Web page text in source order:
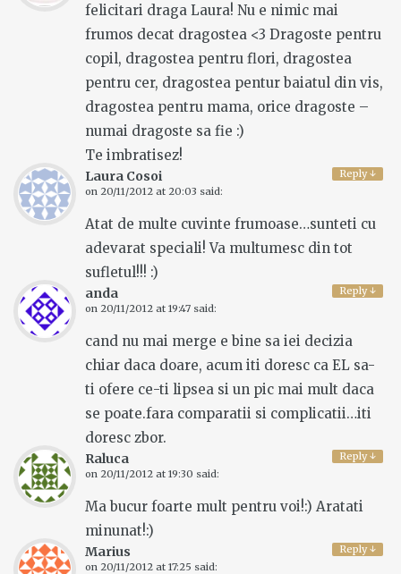
felicitari draga Laura! Nu e nimic mai
frumos decat dragostea <3 Dragoste pentru
copil, dragostea pentru flori, dragostea
pentru cer, dragostea pentur baiatul din vis,
dragostea pentru mama, orice dragoste –
numai dragoste sa fie :)
Te imbratisez!
Reply↓
Laura Cosoi
on 20/11/2012 at 20:03 said:
Atat de multe cuvinte frumoase…sunteti cu
adevarat speciali! Va multumesc din tot
sufletul!!! :)
Reply↓
anda
on 20/11/2012 at 19:47 said:
cand nu mai merge e bine sa iei decizia
chiar daca doare, acum iti doresc ca EL sa-
ti ofere ce-ti lipsea si un pic mai mult daca
se poate.fara comparatii si complicatii…iti
doresc zbor.
Reply↓
Raluca
on 20/11/2012 at 19:30 said:
Ma bucur foarte mult pentru voi!:) Aratati
minunat!:)
Reply↓
Marius
on 20/11/2012 at 17:25 said: